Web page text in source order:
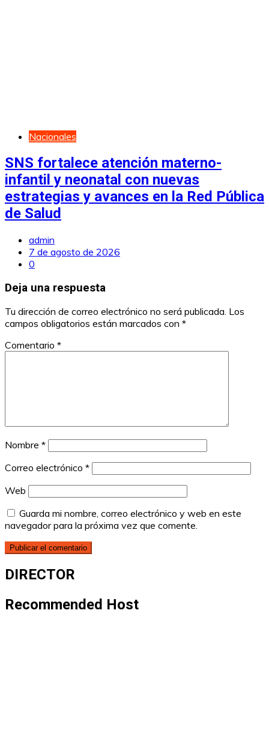
Nacionales
SNS fortalece atención materno-
infantil y neonatal con nuevas
estrategias y avances en la Red Pública
de Salud
admin
7 de agosto de 2026
0
Deja una respuesta
Tu dirección de correo electrónico no será publicada. Los
campos obligatorios están marcados con *
Comentario *
Nombre *
Correo electrónico *
Web
Guarda mi nombre, correo electrónico y web en este
navegador para la próxima vez que comente.
DIRECTOR
Recommended Host